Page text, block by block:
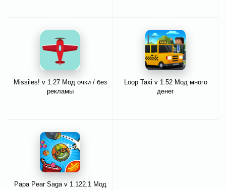
Missiles! v 1.27 Мод очки / без
рекламы
Loop Taxi v 1.52 Мод много
денег
Papa Pear Saga v 1.122.1 Мод